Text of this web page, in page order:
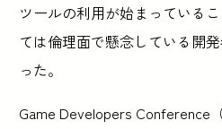
ツールの利用が始まっている
ては倫理面で懸念している開
った。
Game Developers Conference